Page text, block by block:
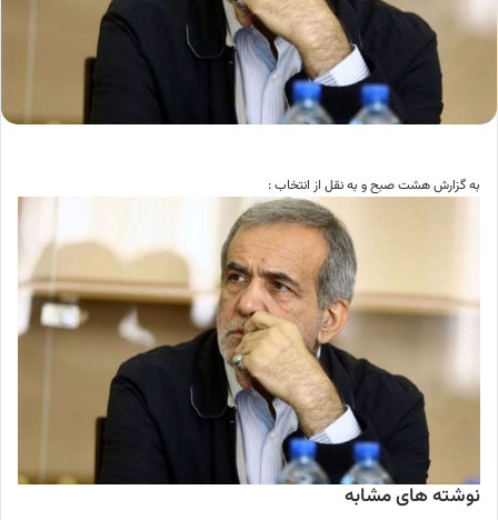
به گزارش هشت صبح و به نقل از انتخاب :
نوشته های مشابه